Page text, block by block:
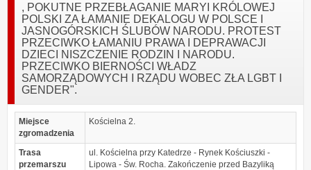
, POKUTNE PRZEBŁAGANIE MARYI KRÓLOWEJ
POLSKI ZA ŁAMANIE DEKALOGU W POLSCE I
JASNOGÓRSKICH ŚLUBÓW NARODU. PROTEST
PRZECIWKO ŁAMANIU PRAWA I DEPRAWACJI
DZIECI NISZCZENIE RODZIN I NARODU.
PRZECIWKO BIERNOŚCI WŁADZ
SAMORZĄDOWYCH I RZĄDU WOBEC ZŁA LGBT I
GENDER".
Miejsce
zgromadzenia
Kościelna 2.
Trasa
przemarszu
ul. Kościelna przy Katedrze - Rynek Kościuszki -
Lipowa - Św. Rocha. Zakończenie przed Bazyliką